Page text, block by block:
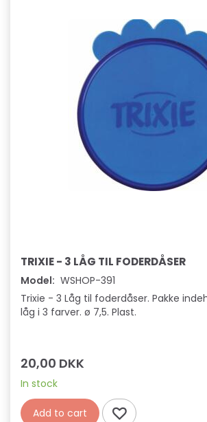
TRIXIE - 3 LÅG TIL FODERDÅSER
Model: WSHOP-391
Trixie - 3 Låg til foderdåser. Pakke
låg i 3 farver. ø 7,5. Plast.
20,00 DKK
In stock
Add to cart